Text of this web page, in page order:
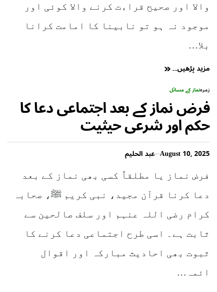
والا اور صحیح قراءت کرنے والا کوئی اور
موجود نہ ہو تو نابینا کا امامت کرانا
بلا…
مزید پڑھیں۔۔
زمرہنماز کے مسائل
فرض نماز کے بعد اجتماعی دعا کا
حکم اور شرعی حیثیت
August 10, 2025 عبد الحلیم
فرض نماز یا مطلقاً کسی بھی نماز کے بعد
دعا کرنا قرآن مجید، نبی کریم ﷺ، صحابہ
کرام رضی اللہ عنہم اور سلف صالحین سے
ثابت ہے۔ اسی طرح اجتماعی دعا کرنے کا
ثبوت بھی احادیث مبارکہ اور اقوال
ائمہ…